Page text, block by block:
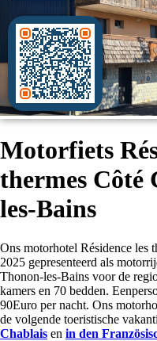
Motorfiets
thermes Côté
les-Bains
Ons motorhotel Résidence les
2025 gepresenteerd als
Thonon-les-Bains voor de
kamers en 70 bedden.
90Euro per nacht. Ons
de volgende toeristische
Chablais en in den